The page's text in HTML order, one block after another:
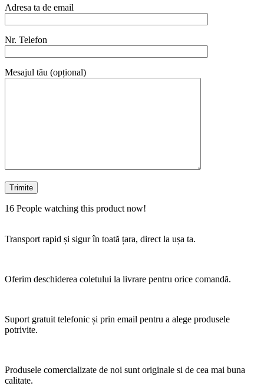
Adresa ta de email
Nr. Telefon
Mesajul tău (opțional)
16 People watching this product now!
Transport rapid și sigur în toată țara, direct la ușa ta.
Oferim deschiderea coletului la livrare pentru orice comandă.
Suport gratuit telefonic și prin email pentru a alege produsele
potrivite.
Produsele comercializate de noi sunt originale si de cea mai buna
calitate.